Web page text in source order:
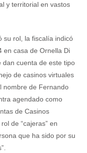
y territorial en vastos
su rol, la fiscalía indicó
en casa de Ornella Di
dan cuenta de este tipo
de casinos virtuales
nombre de Fernando
agendado como
de Casinos
de “cajeras” en
que ha sido por su